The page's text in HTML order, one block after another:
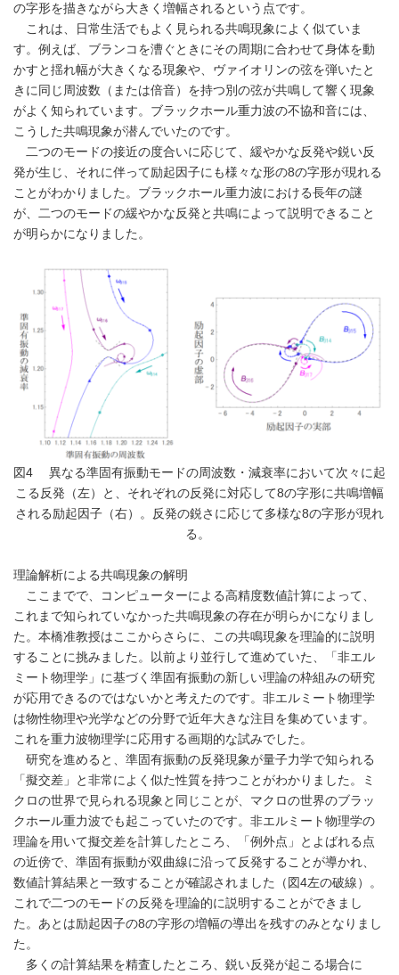
の字形を描きながら大きく増幅されるという点です。
これは、日常生活でもよく見られる共鳴現象によく似ていま
す。例えば、ブランコを漕ぐときにその周期に合わせて身体を動
かすと揺れ幅が大きくなる現象や、ヴァイオリンの弦を弾いたと
きに同じ周波数（または倍音）を持つ別の弦が共鳴して響く現象
がよく知られています。ブラックホール重力波の不協和音には、
こうした共鳴現象が潜んでいたのです。
二つのモードの接近の度合いに応じて、緩やかな反発や鋭い反
発が生じ、それに伴って励起因子にも様々な形の8の字形が現れる
ことがわかりました。ブラックホール重力波における長年の謎
が、二つのモードの緩やかな反発と共鳴によって説明できること
が明らかになりました。
図4 異なる準固有振動モードの周波数・減衰率において次々に起
こる反発（左）と、それぞれの反発に対応して8の字形に共鳴増幅
される励起因子（右）。反発の鋭さに応じて多様な8の字形が現れ
る。
理論解析による共鳴現象の解明
ここまでで、コンピューターによる高精度数値計算によって、
これまで知られていなかった共鳴現象の存在が明らかになりまし
た。本橋准教授はここからさらに、この共鳴現象を理論的に説明
することに挑みました。以前より並行して進めていた、「非エル
ミート物理学」に基づく準固有振動の新しい理論の枠組みの研究
が応用できるのではないかと考えたのです。非エルミート物理学
は物性物理や光学などの分野で近年大きな注目を集めています。
これを重力波物理学に応用する画期的な試みでした。
研究を進めると、準固有振動の反発現象が量子力学で知られる
「擬交差」と非常によく似た性質を持つことがわかりました。ミ
クロの世界で見られる現象と同じことが、マクロの世界のブラッ
クホール重力波でも起こっていたのです。非エルミート物理学の
理論を用いて擬交差を計算したところ、「例外点」とよばれる点
の近傍で、準固有振動が双曲線に沿って反発することが導かれ、
数値計算結果と一致することが確認されました（図4左の破線）。
これで二つのモードの反発を理論的に説明することができまし
た。あとは励起因子の8の字形の増幅の導出を残すのみとなりまし
た。
多くの計算結果を精査したところ、鋭い反発が起こる場合に